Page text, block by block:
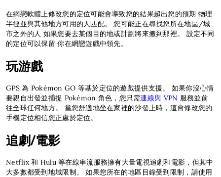
在網戀軟體上修改您的定位可能會導致您的結果超出您的預期 物理
半徑並與其他地方可用的人匹配。 您可能正在尋找您所在地區/城
市之外的人 如果您要去某個目的地或計劃將來搬到那裡。 設定不同
的定位可以保留 你在網戀遊戲中領先。
玩游戲
GPS 為 Pokémon GO 等基於定位的遊戲提供支援。 如果你沒心情
要親自出發並捕捉 Pokémon 角色，您只需連線與 VPN 服務並前
往全球任何地方。 當您舒適地坐在家裡的沙發上時，這會修改您的
手機定位相信您正處於定位。
追劇/電影
Netflix 和 Hulu 等在線串流服務擁有大量電視追劇和電影，但其中
大多數都受到地域限制。 如果您所在的地區目錄受到限制，請使用